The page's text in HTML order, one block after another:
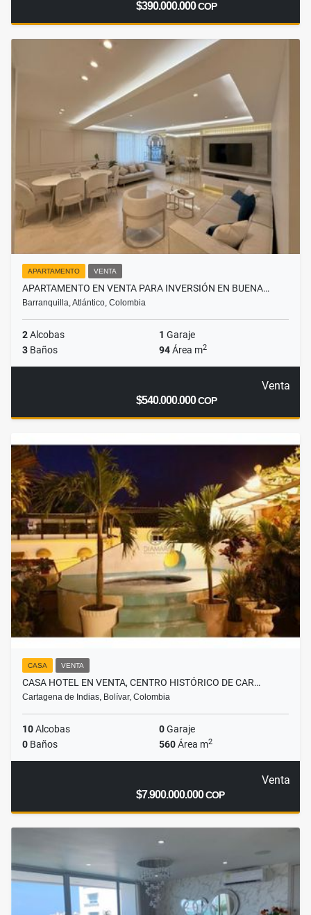
$390.000.000COP
APARTAMENTO VENTA
APARTAMENTO EN VENTA PARA INVERSIÓN EN BUENA…
Barranquilla, Atlántico, Colombia
2Alcobas 1 Garaje
3 Baños 94Área m2
Venta
$540.000.000COP
CASA VENTA
CASA HOTEL EN VENTA, CENTRO HISTÓRICO DE CAR…
Cartagena de Indias, Bolívar, Colombia
10Alcobas 0Garaje
0 Baños 560Área m2
Venta
$7.900.000.000COP